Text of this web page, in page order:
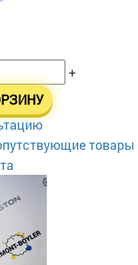
+
товары